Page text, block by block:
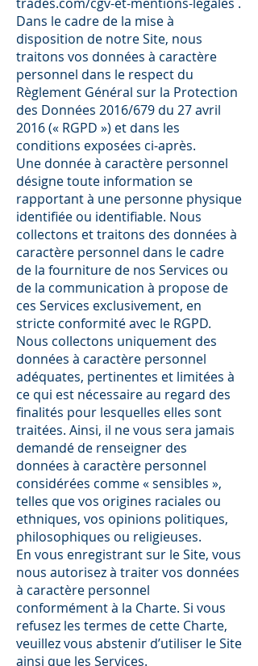
Dans le cadre de la mise à
disposition de notre Site, nous
traitons vos données à caractère
personnel dans le respect du
Règlement Général sur la Protection
des Données 2016/679 du 27 avril
2016 (« RGPD ») et dans les
conditions exposées ci-après.
Une donnée à caractère personnel
désigne toute information se
rapportant à une personne physique
identifiée ou identifiable. Nous
collectons et traitons des données à
caractère personnel dans le cadre
de la fourniture de nos Services ou
de la communication à propose de
ces Services exclusivement, en
stricte conformité avec le RGPD.
Nous collectons uniquement des
données à caractère personnel
adéquates, pertinentes et limitées à
ce qui est nécessaire au regard des
finalités pour lesquelles elles sont
traitées. Ainsi, il ne vous sera jamais
demandé de renseigner des
données à caractère personnel
considérées comme « sensibles »,
telles que vos origines raciales ou
ethniques, vos opinions politiques,
philosophiques ou religieuses.
En vous enregistrant sur le Site, vous
nous autorisez à traiter vos données
à caractère personnel
conformément à la Charte. Si vous
refusez les termes de cette Charte,
veuillez vous abstenir d’utiliser le Site
ainsi que les Services.